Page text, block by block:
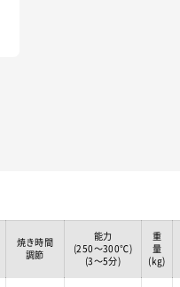
焼き時間
調節
能力
(250～300℃)
(3～5分)
重
量
(kg)